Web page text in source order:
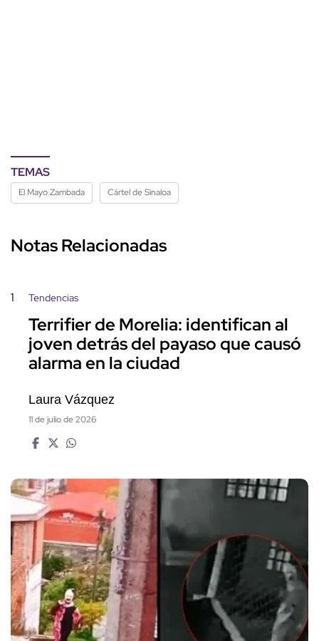
TEMAS
El Mayo Zambada Cártel de Sinaloa
Notas Relacionadas
1 Tendencias
Terrifier de Morelia: identifican al
joven detrás del payaso que causó
alarma en la ciudad
Laura Vázquez
11 de julio de 2026